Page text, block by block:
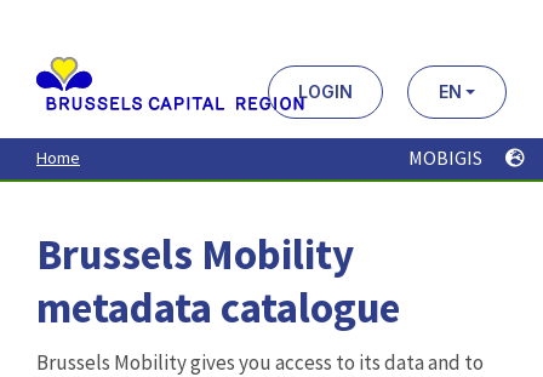
contenu
principal
LOGIN EN
Home MOBIGIS
Brussels Mobility
metadata catalogue
Brussels Mobility gives you access to its data and to